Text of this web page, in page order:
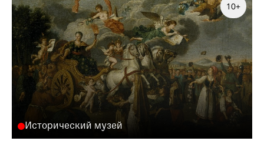
Исторический музей
10+